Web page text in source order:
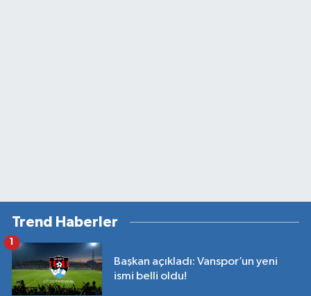
Trend Haberler
Başkan açıkladı: Vanspor’un yeni
ismi belli oldu!
1